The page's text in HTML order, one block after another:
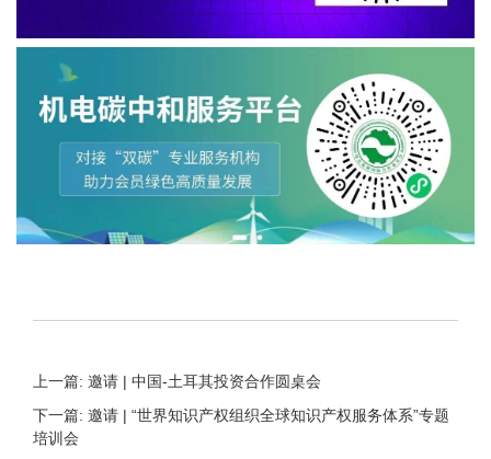
上一篇: 邀请 | 中国-土耳其投资合作圆桌会
下一篇: 邀请 | “世界知识产权组织全球知识产权服务体系”专题
培训会